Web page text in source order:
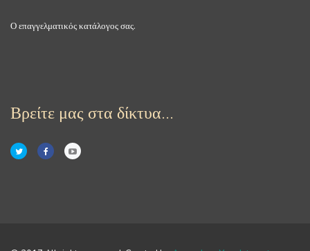
Ο επαγγελματικός κατάλογος σας.
Βρείτε μας στα δίκτυα...